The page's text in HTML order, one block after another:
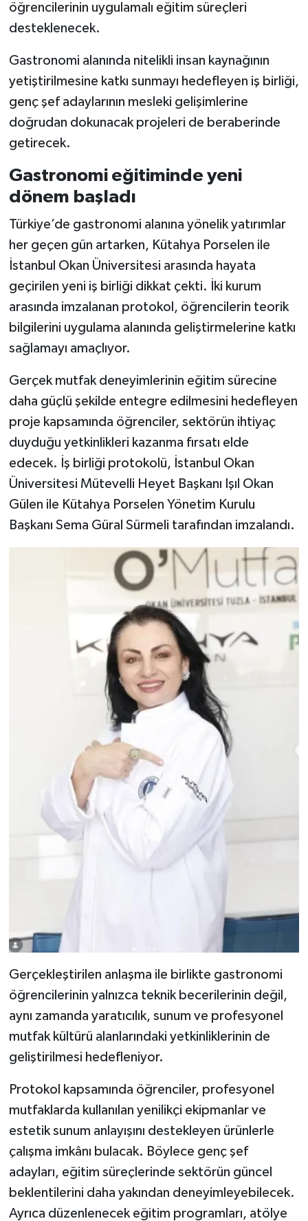
öğrencilerinin uygulamalı eğitim süreçleri
desteklenecek.
Gastronomi alanında nitelikli insan kaynağının
yetiştirilmesine katkı sunmayı hedefleyen iş birliği,
genç şef adaylarının mesleki gelişimlerine
doğrudan dokunacak projeleri de beraberinde
getirecek.
Gastronomi eğitiminde yeni
dönem başladı
Türkiye’de gastronomi alanına yönelik yatırımlar
her geçen gün artarken, Kütahya Porselen ile
İstanbul Okan Üniversitesi arasında hayata
geçirilen yeni iş birliği dikkat çekti. İki kurum
arasında imzalanan protokol, öğrencilerin teorik
bilgilerini uygulama alanında geliştirmelerine katkı
sağlamayı amaçlıyor.
Gerçek mutfak deneyimlerinin eğitim sürecine
daha güçlü şekilde entegre edilmesini hedefleyen
proje kapsamında öğrenciler, sektörün ihtiyaç
duyduğu yetkinlikleri kazanma fırsatı elde
edecek. İş birliği protokolü, İstanbul Okan
Üniversitesi Mütevelli Heyet Başkanı Işıl Okan
Gülen ile Kütahya Porselen Yönetim Kurulu
Başkanı Sema Güral Sürmeli tarafından imzalandı.
Gerçekleştirilen anlaşma ile birlikte gastronomi
öğrencilerinin yalnızca teknik becerilerinin değil,
aynı zamanda yaratıcılık, sunum ve profesyonel
mutfak kültürü alanlarındaki yetkinliklerinin de
geliştirilmesi hedefleniyor.
Protokol kapsamında öğrenciler, profesyonel
mutfaklarda kullanılan yenilikçi ekipmanlar ve
estetik sunum anlayışını destekleyen ürünlerle
çalışma imkânı bulacak. Böylece genç şef
adayları, eğitim süreçlerinde sektörün güncel
beklentilerini daha yakından deneyimleyebilecek.
Ayrıca düzenlenecek eğitim programları, atölye
Yaşam